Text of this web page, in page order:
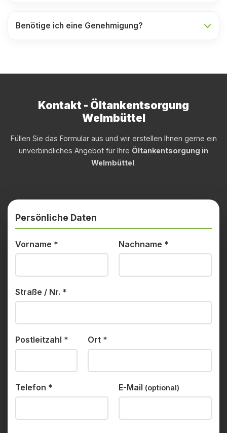
Benötige ich eine Genehmigung?
Kontakt - Öltankentsorgung
Welmbüttel
Füllen Sie das Formular aus und wir erstellen Ihnen gerne ein
unverbindliches Angebot für Ihre Öltankentsorgung in
Welmbüttel.
Persönliche Daten
Vorname * Nachname *
Straße / Nr. *
Postleitzahl * Ort *
Telefon * E-Mail (optional)